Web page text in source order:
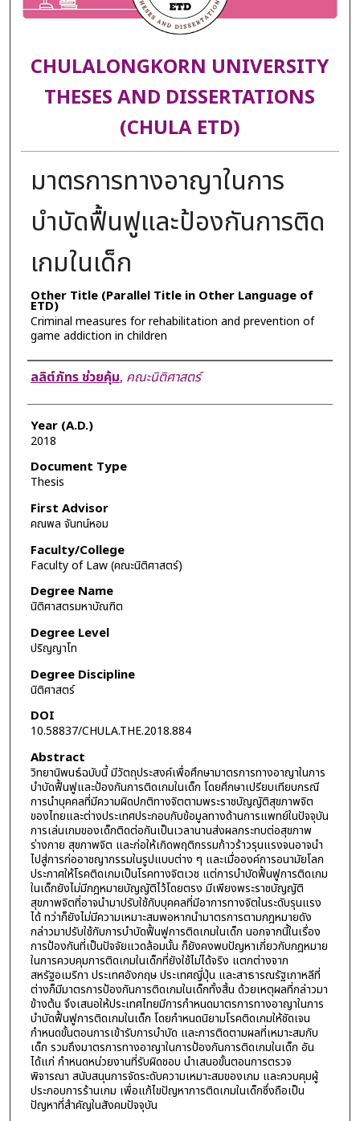
CHULALONGKORN UNIVERSITY
THESES AND DISSERTATIONS
(CHULA ETD)
มาตรการทางอาญาในการ
บำบัดฟื้นฟูและป้องกันการติด
เกมในเด็ก
Other Title (Parallel Title in Other Language of
ETD)
Criminal measures for rehabilitation and prevention of
game addiction in children
Author
ลลิต์ภัทร ช่วยคุ้ม, คณะนิติศาสตร์
Year (A.D.)
2018
Document Type
Thesis
First Advisor
คณพล จันทน์หอม
Faculty/College
Faculty of Law (คณะนิติศาสตร์)
Degree Name
นิติศาสตรมหาบัณฑิต
Degree Level
ปริญญาโท
Degree Discipline
นิติศาสตร์
DOI
10.58837/CHULA.THE.2018.884
Abstract
วิทยานิพนธ์ฉบับนี้ มีวัตถุประสงค์เพื่อศึกษามาตรการทางอาญาในการ
บำบัดฟื้นฟูและป้องกันการติดเกมในเด็ก โดยศึกษาเปรียบเทียบกรณี
การนำบุคคลที่มีความผิดปกติทางจิตตามพระราชบัญญัติสุขภาพจิต
ของไทยและต่างประเทศประกอบกับข้อมูลทางด้านการแพทย์ในปัจจุบัน
การเล่นเกมของเด็กติดต่อกันเป็นเวลานานส่งผลกระทบต่อสุขภาพ
ร่างกาย สุขภาพจิต และก่อให้เกิดพฤติกรรมก้าวร้าวรุนแรงจนอาจนำ
ไปสู่การก่ออาชญากรรมในรูปแบบต่าง ๆ และเมื่อองค์การอนามัยโลก
ประกาศให้โรคติดเกมเป็นโรคทางจิตเวช แต่การบำบัดฟื้นฟูการติดเกม
ในเด็กยังไม่มีกฎหมายบัญญัติไว้โดยตรง มีเพียงพระราชบัญญัติ
สุขภาพจิตที่อาจนำมาปรับใช้กับบุคคลที่มีอาการทางจิตในระดับรุนแรง
ได้ ทว่าก็ยังไม่มีความเหมาะสมพอหากนำมาตรการตามกฎหมายดัง
กล่าวมาปรับใช้กับการบำบัดฟื้นฟูการติดเกมในเด็ก นอกจากนี้ในเรื่อง
การป้องกันที่เป็นปัจจัยแวดล้อมนั้น ก็ยังคงพบปัญหาเกี่ยวกับกฎหมาย
ในการควบคุมการติดเกมในเด็กที่ยังใช้ไม่ได้จริง แตกต่างจาก
สหรัฐอเมริกา ประเทศอังกฤษ ประเทศญี่ปุ่น และสาธารณรัฐเกาหลีที่
ต่างก็มีมาตรการป้องกันการติดเกมในเด็กทั้งสิ้น ด้วยเหตุผลที่กล่าวมา
ข้างต้น จึงเสนอให้ประเทศไทยมีการกำหนดมาตรการทางอาญาในการ
บำบัดฟื้นฟูการติดเกมในเด็ก โดยกำหนดนิยามโรคติดเกมให้ชัดเจน
กำหนดขั้นตอนการเข้ารับการบำบัด และการติดตามผลที่เหมาะสมกับ
เด็ก รวมถึงมาตรการทางอาญาในการป้องกันการติดเกมในเด็ก อัน
ได้แก่ กำหนดหน่วยงานที่รับผิดชอบ นำเสนอขั้นตอนการตรวจ
พิจารณา สนับสนุนการจัดระดับความเหมาะสมของเกม และควบคุมผู้
ประกอบการร้านเกม เพื่อแก้ไขปัญหาการติดเกมในเด็กซึ่งถือเป็น
ปัญหาที่สำคัญในสังคมปัจจุบัน